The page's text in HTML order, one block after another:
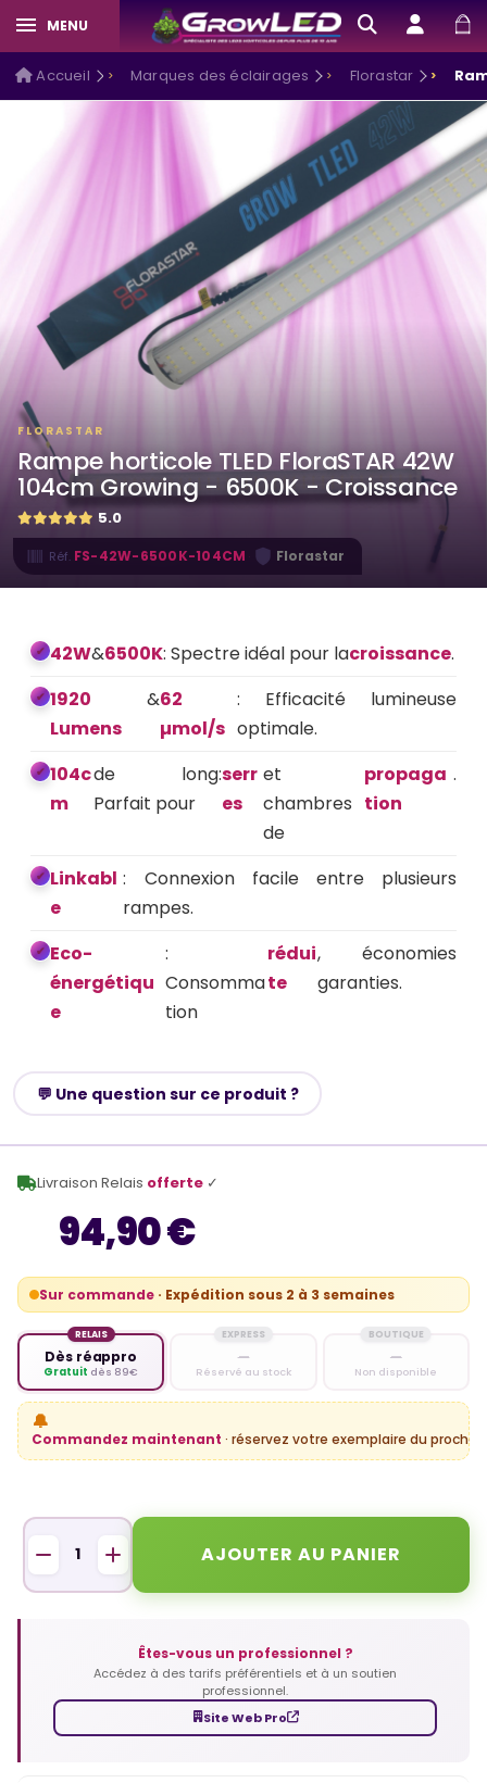
MENU
Accueil Marques des éclairages Florastar
FLORASTAR
Rampe horticole TLED FloraSTAR 42W
104cm Growing - 6500K - Croissance
5.0
Réf. FS-42W-6500K-104CM Florastar
42W&6500K: Spectre idéal pour lacroissance.
1920
Lumens
&62
µmol/s
: Efficacité lumineuse
optimale.
104c
m
de long:
Parfait pour
serr
es
et
chambres
de
propaga
tion
.
Linkabl
e
: Connexion facile entre plusieurs
rampes.
Eco-
énergétiqu
e
:
Consomma
tion
rédui
te
, économies
garanties.
💬 Une question sur ce produit ?
94,90 €
Sur commande · Expédition sous 2 à 3 semaines
RELAIS
Dès réappro
Gratuit dès 89€
EXPRESS
—
Réservé au stock
BOUTIQUE
—
Non disponible
🔔
Commandez maintenant · réservez votre exemplaire du
Livraison Relais offerte ✓
AJOUTER AU PANIER
Êtes-vous un professionnel ?
Accédez à des tarifs préférentiels et à un soutien
professionnel.
Site Web Pro